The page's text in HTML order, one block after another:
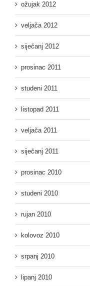
ožujak 2012
veljača 2012
siječanj 2012
prosinac 2011
studeni 2011
listopad 2011
veljača 2011
siječanj 2011
prosinac 2010
studeni 2010
rujan 2010
kolovoz 2010
srpanj 2010
lipanj 2010